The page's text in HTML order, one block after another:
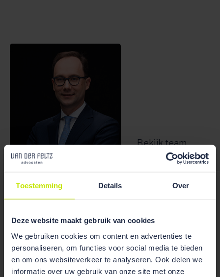
Toestemming Details Over
Deze website maakt gebruik van cookies
We gebruiken cookies om content en advertenties te
personaliseren, om functies voor social media te bieden
en om ons websiteverkeer te analyseren. Ook delen we
informatie over uw gebruik van onze site met onze
Willem Van der Werf
Bekijk team
overzicht
Publicaties